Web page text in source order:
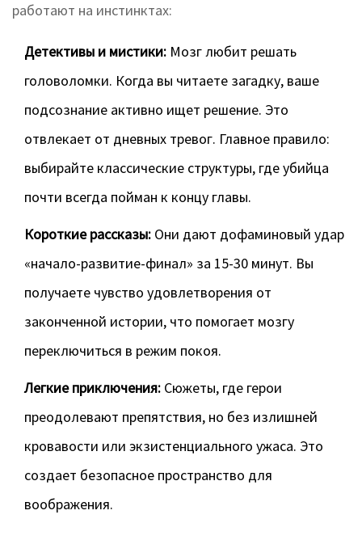
работают на инстинктах:
Детективы и мистики: Мозг любит решать
головоломки. Когда вы читаете загадку, ваше
подсознание активно ищет решение. Это
отвлекает от дневных тревог. Главное правило:
выбирайте классические структуры, где убийца
почти всегда пойман к концу главы.
Короткие рассказы: Они дают дофаминовый удар
«начало-развитие-финал» за 15-30 минут. Вы
получаете чувство удовлетворения от
законченной истории, что помогает мозгу
переключиться в режим покоя.
Легкие приключения: Сюжеты, где герои
преодолевают препятствия, но без излишней
кровавости или экзистенциального ужаса. Это
создает безопасное пространство для
воображения.